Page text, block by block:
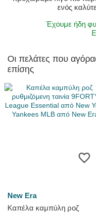
ενός
Έχουμε ήδη
Οι πελάτες που
επίσης
New Era
Καπέλα καμπύλη ροζ